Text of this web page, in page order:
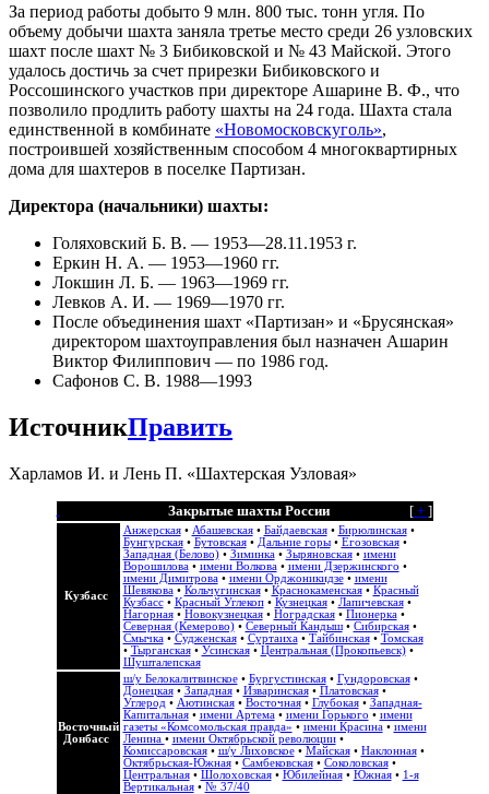
За период работы добыто 9 млн. 800 тыс. тонн угля. По
объему добычи шахта заняла третье место среди 26 узловских
шахт после шахт № 3 Бибиковской и № 43 Майской. Этого
удалось достичь за счет прирезки Бибиковского и
Россошинского участков при директоре Ашарине В. Ф., что
позволило продлить работу шахты на 24 года. Шахта стала
единственной в комбинате «Новомосковскуголь»,
построившей хозяйственным способом 4 многоквартирных
дома для шахтеров в поселке Партизан.
Директора (начальники) шахты:
Голяховский Б. В. — 1953—28.11.1953 г.
Еркин Н. А. — 1953—1960 гг.
Локшин Л. Б. — 1963—1969 гг.
Левков А. И. — 1969—1970 гг.
После объединения шахт «Партизан» и «Брусянская»
директором шахтоуправления был назначен Ашарин
Виктор Филиппович — по 1986 год.
Сафонов С. В. 1988—1993
ИсточникПравить
Харламов И. и Лень П. «Шахтерская Узловая»
[+ ]
Закрытые шахты России
Кузбасс
Анжерская• Абашевская• Байдаевская• Бирюлинская•
Бунгурская• Бутовская• Дальние горы• Егозовская•
Западная (Белово)• Зиминка• Зыряновская• имени
Ворошилова• имени Волкова• имени Дзержинского •
имени Димитрова• имени Орджоникидзе• имени
Шевякова• Кольчугинская• Краснокаменская• Красный
Кузбасс• Красный Углекоп• Кузнецкая• Лапичевская•
Нагорная• Новокузнецкая• Ноградская• Пионерка•
Северная (Кемерово)• Северный Кандыш• Сибирская•
Смычка• Судженская• Суртаиха• Тайбинская• Томская
• Тырганская• Усинская• Центральная (Прокопьевск)•
Шушталепская
Восточный
Донбасс
ш/у Белокалитвинское• Бургустинская• Гундоровская•
Донецкая• Западная• Изваринская• Платовская•
Углерод • Аютинская• Восточная• Глубокая• Западная-
Капитальная• имени Артема• имени Горького • имени
газеты «Комсомольская правда» • имени Красина• имени
Ленина • имени Октябрьской революции•
Комиссаровская• ш/у Лиховское• Майская• Наклонная•
Октябрьская-Южная• Самбековская• Соколовская•
Центральная• Шолоховская• Юбилейная• Южная• 1-я
Вертикальная• № 37/40